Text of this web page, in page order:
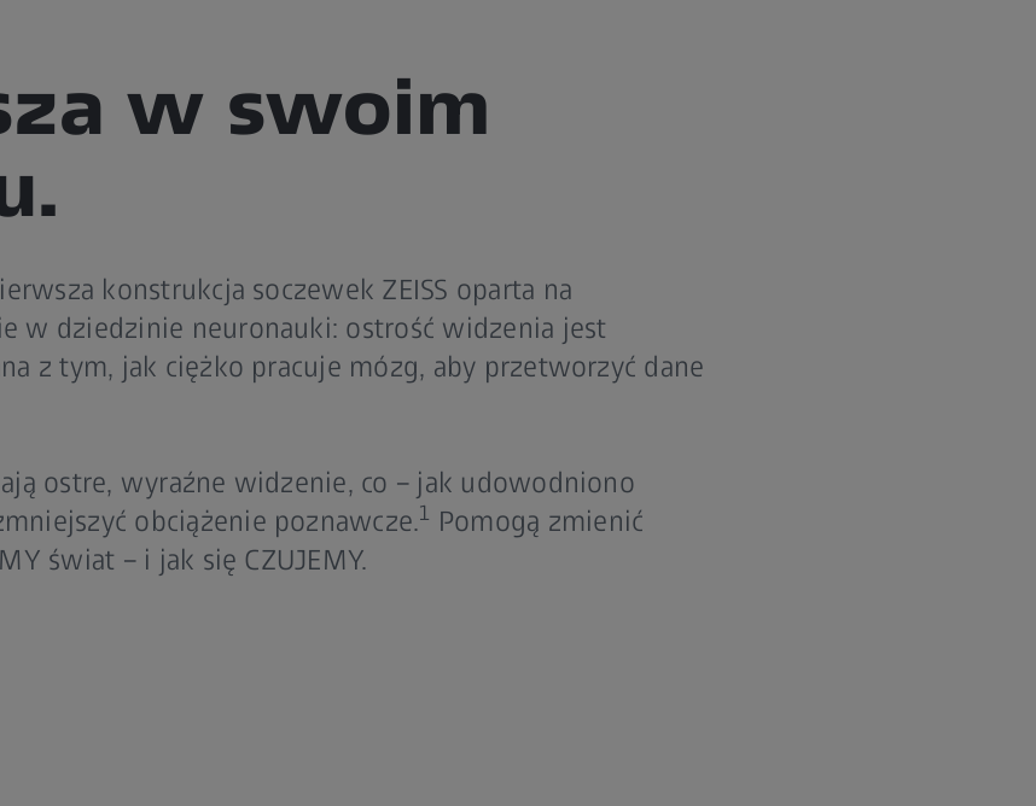
w swoim
konstrukcja soczewek ZEISS oparta na
w dziedzinie neuronauki: ostrość widzenia jest
z tym, jak ciężko pracuje mózg, aby przetworzyć dane
ostre, wyraźne widzenie, co – jak udowodniono
obciążenie poznawcze.1 Pomogą zmienić
świat – i jak się CZUJEMY.